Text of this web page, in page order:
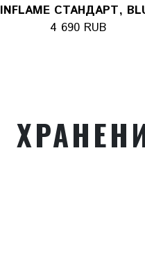
INFLAME СТАНДАРТ,
4 690 RUB